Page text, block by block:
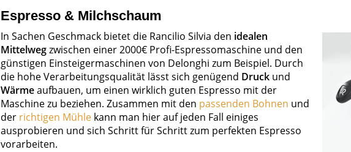
Espresso & Milchschaum
In Sachen Geschmack bietet die Rancilio Silvia den idealen
Mittelwegzwischen einer 2000€ Profi-Espressomaschine und den
günstigen Einsteigermaschinen von Delonghi zum Beispiel. Durch
die hohe Verarbeitungsqualität lässt sich genügend Druckund
Wärmeaufbauen, um einen wirklich guten Espresso mit der
Maschine zu beziehen. Zusammen mit den passenden Bohnen und
der richtigen Mühle kann man hier auf jeden Fall einiges
ausprobieren und sich Schritt für Schritt zum perfekten Espresso
vorarbeiten.